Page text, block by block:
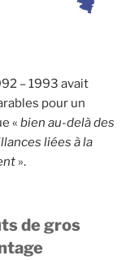
– 1993 avait
pour un
« bien au-delà des
liées à la
».
de gros